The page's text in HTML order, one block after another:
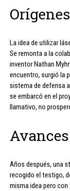
La idea de utilizar
Se remonta a la
inventor Nathan
encuentro, surgió la
sistema de defensa
se embarcó en el
llamativo, no
Años después, una
recogido el testigo,
misma idea pero